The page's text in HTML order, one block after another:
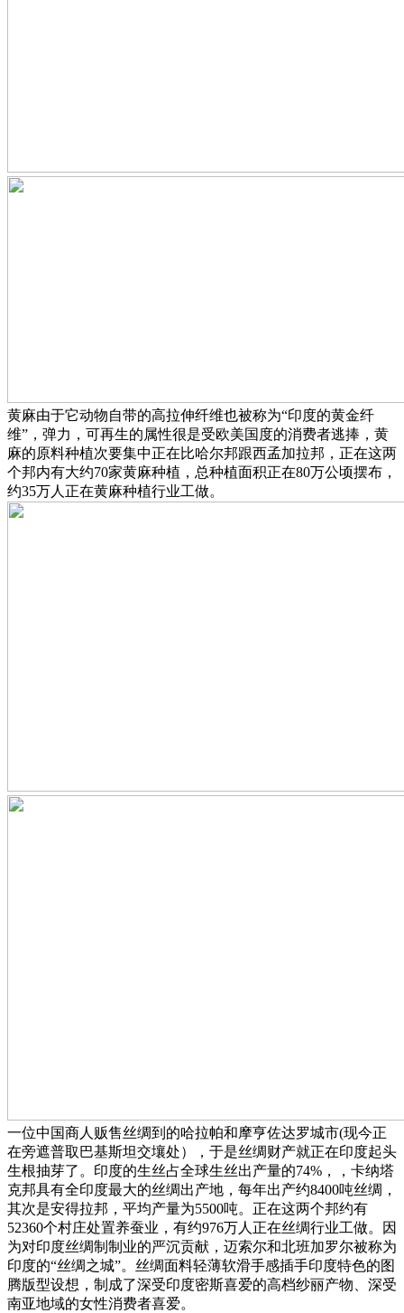
黄麻由于它动物自带的高拉伸纤维也被称为“印度的黄金纤
维”，弹力，可再生的属性很是受欧美国度的消费者逃捧，黄
麻的原料种植次要集中正在比哈尔邦跟西孟加拉邦，正在这两
个邦内有大约70家黄麻种植，总种植面积正在80万公顷摆布，
约35万人正在黄麻种植行业工做。
一位中国商人贩售丝绸到的哈拉帕和摩亨佐达罗城市(现今正
在旁遮普取巴基斯坦交壤处），于是丝绸财产就正在印度起头
生根抽芽了。印度的生丝占全球生丝出产量的74%，，卡纳塔
克邦具有全印度最大的丝绸出产地，每年出产约8400吨丝绸，
其次是安得拉邦，平均产量为5500吨。正在这两个邦约有
52360个村庄处置养蚕业，有约976万人正在丝绸行业工做。因
为对印度丝绸制制业的严沉贡献，迈索尔和北班加罗尔被称为
印度的“丝绸之城”。丝绸面料轻薄软滑手感插手印度特色的图
腾版型设想，制成了深受印度密斯喜爱的高档纱丽产物、深受
南亚地域的女性消费者喜爱。